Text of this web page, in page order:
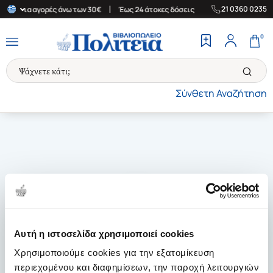
Αυτή η ιστοσελίδα χρησιμοποιεί cookies
Χρησιμοποιούμε cookies για την εξατομίκευση
περιεχομένου και διαφημίσεων, την παροχή λειτουργιών
για αγορές άνω των 30€ Έως 24 άτοκες δόσεις | Δωρεάν
21 0360 0235
Σύνθετη Αναζήτηση
0